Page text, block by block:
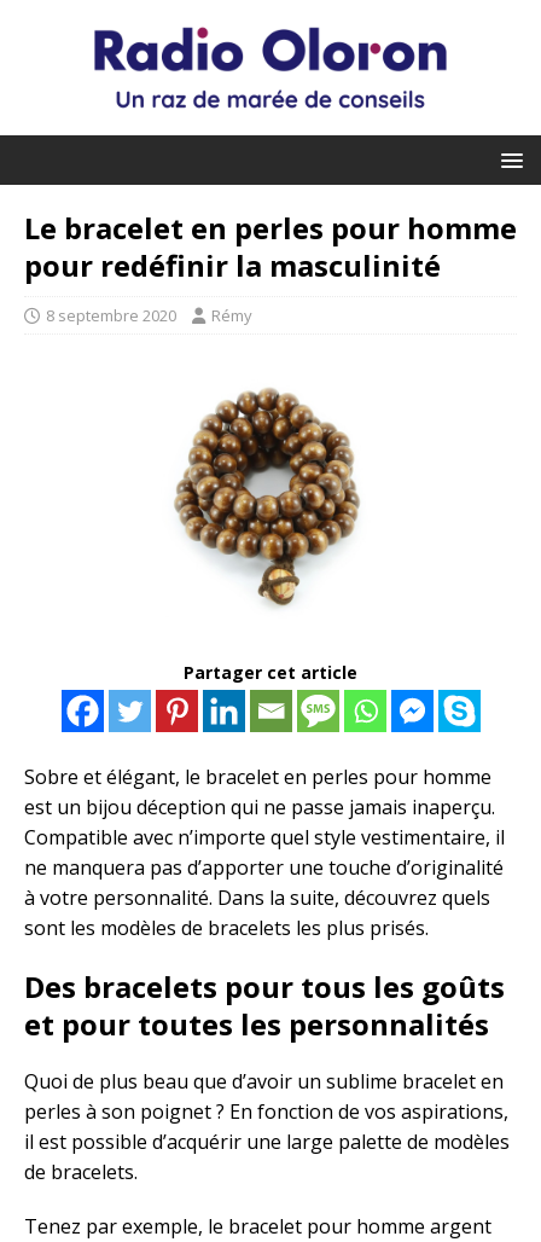
Le bracelet en perles pour homme
pour redéfinir la masculinité
8 septembre 2020 Rémy
Partager cet article
Sobre et élégant, le bracelet en perles pour homme
est un bijou déception qui ne passe jamais inaperçu.
Compatible avec n’importe quel style vestimentaire, il
ne manquera pas d’apporter une touche d’originalité
à votre personnalité. Dans la suite, découvrez quels
sont les modèles de bracelets les plus prisés.
Des bracelets pour tous les goûts
et pour toutes les personnalités
Quoi de plus beau que d’avoir un sublime bracelet en
perles à son poignet ? En fonction de vos aspirations,
il est possible d’acquérir une large palette de modèles
de bracelets.
Tenez par exemple, le bracelet pour homme argent